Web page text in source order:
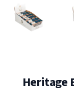
Heritage